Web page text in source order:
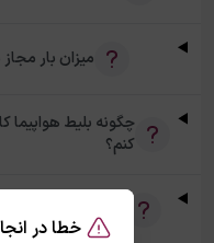
خطا در
میزان بار
چگونه بلیط هواپیما
کنم؟
آیا امکان خرید